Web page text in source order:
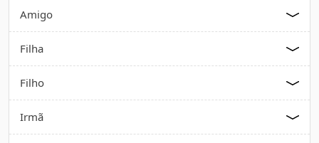
Amigo
Filha
Filho
Irmã